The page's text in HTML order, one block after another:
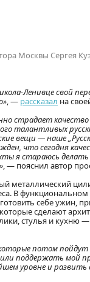
Москвы Сергея
Ленивце свой
, — рассказал на
страдает
талантливых
вещи — наше
что сегодня
я стараюсь
, — пояснил автор
металлический
В
себе ужин,
сделают
стулья и кухню
потом пойдут
поддержать мой
уровне и